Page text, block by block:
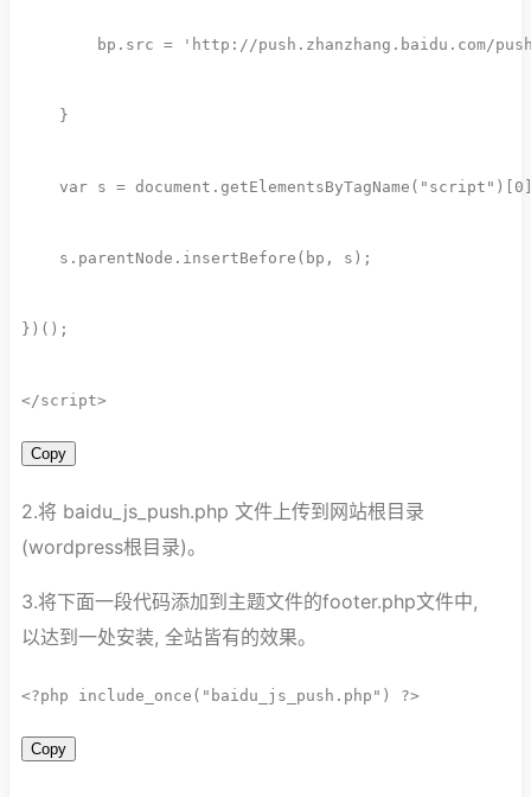
        bp
. src = 'http://push.zhanzhang.baidu.com/
}
var s = document . getElementsByTagName ( "script" ) 0
    s
. parentNode . insertBefore ( bp , s ) ;
} ) ( ) ;
</script>
Copy
2.将 baidu_js_push.php 文件上传到网站根目录
(wordpress根目录)。
3.将下面一段代码添加到主题文件的footer.php文件中,
以达到一处安装, 全站皆有的效果。
<?php include_once ( "baidu_js_push.php" ) ?>
Copy